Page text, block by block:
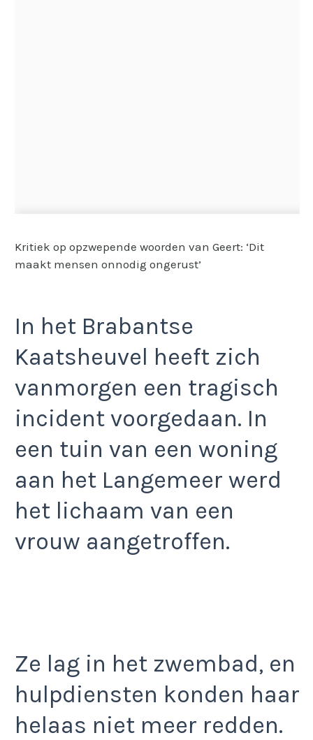
Kritiek op opzwepende woorden van Geert: ‘Dit
maakt mensen onnodig ongerust’
In het Brabantse
Kaatsheuvel heeft zich
vanmorgen een tragisch
incident voorgedaan. In
een tuin van een woning
aan het Langemeer werd
het lichaam van een
vrouw aangetroffen.
Ze lag in het zwembad, en
hulpdiensten konden haar
helaas niet meer redden.